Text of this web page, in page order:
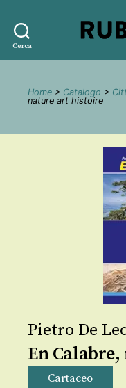
Cerca
Home > Catalogo >
nature art histoire
Pietro De
En
Cartaceo